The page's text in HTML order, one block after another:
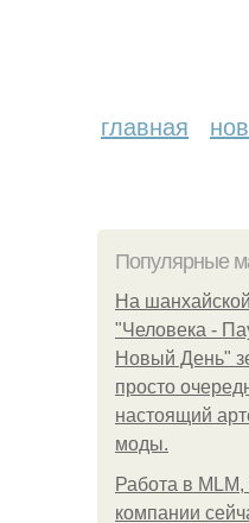
главная
Популярные
На
"Человека -
Новый День"
просто
настоящий
моды.
Работа в MLM,
компании